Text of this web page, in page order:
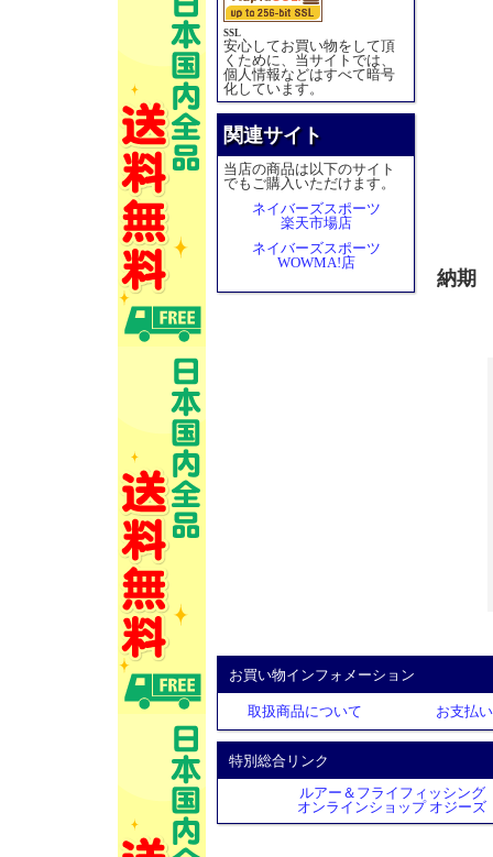
SSL
安心してお買い物をして頂
くために、当サイトでは、
個人情報などはすべて暗号
化しています。
関連サイト
当店の商品は以下のサイト
でもご購入いただけます。
ネイバーズスポーツ
楽天市場店
ネイバーズスポーツ
WOWMA!店
納期
お買い物インフォメーション
取扱商品について お支払
特別総合リンク
ルアー＆フライフィッシング
オンラインショップ オジーズ